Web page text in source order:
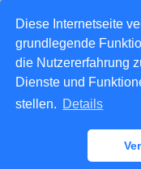
Diese Internetseite
grundlegende
die Nutzererfahrung
Dienste und
stellen. Details